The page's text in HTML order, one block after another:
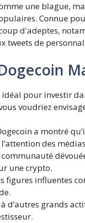
une blague,
Connue
d'adeptes,
tweets de
pour investir
voudriez
a montré
des
communauté
une crypto.
figures influentes
d’autres grands